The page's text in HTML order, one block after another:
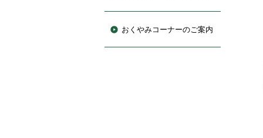
おくやみコーナーのご案内